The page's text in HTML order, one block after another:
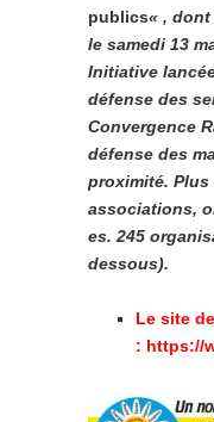
publics« ,
le samedi 13
Initiative
défense des
Convergence
défense des
proximité.
associations,
es. 245
dessous).
Le site
: https://